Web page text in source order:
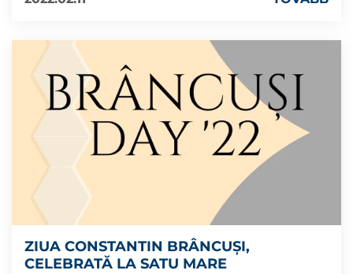
ZIUA CONSTANTIN BRÂNCUȘI,
CELEBRATĂ LA SATU MARE